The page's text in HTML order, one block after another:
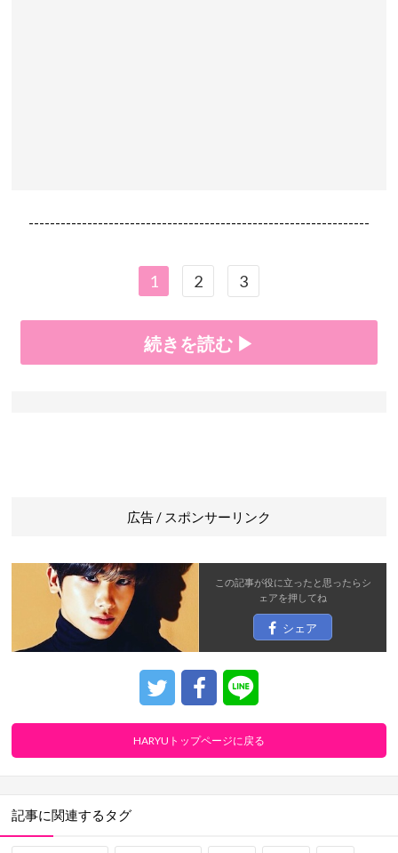
----------------------------------------------------------------
1 2 3
続きを読む ▶
広告 / スポンサーリンク
この記事が役に立ったと思ったらシ
ェアを押してね
シェア
HARYUトップページに戻る
記事に関連するタグ